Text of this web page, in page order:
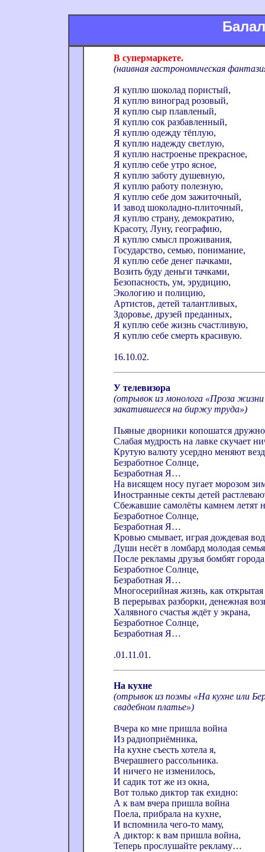
В супермаркете.
(наивная гастрономическая
Я куплю шоколад пористый,
Я куплю виноград розовый,
Я куплю сыр плавленый,
Я куплю сок разбавленный,
Я куплю одежду тёплую,
Я куплю надежду светлую,
Я куплю настроенье прекрасное,
Я куплю себе утро ясное,
Я куплю заботу душевную,
Я куплю работу полезную,
Я куплю себе дом зажиточный,
И завод шоколадно-плиточный,
Я куплю страну, демократию,
Красоту, Луну, географию,
Я куплю смысл проживания,
Государство, семью, понимание,
Я куплю себе денег пачками,
Возить буду деньги тачками,
Безопасность, ум, эрудицию,
Экологию и полицию,
Артистов, детей талантливых,
Здоровье, друзей преданных,
Я куплю себе жизнь счастливую,
Я куплю себе смерть красивую.
16.10.02.
У телевизора
(отрывок из монолога «Проза
закатившееся на биржу труда»)
Пьяные дворники копошатся дружно
Слабая мудрость на лавке скучает
Крутую валюту усердно меняют
Безработное Солнце,
Безработная Я…
На висящем носу пугает морозом
Иностранные секты детей
Сбежавшие самолёты камнем летят
Безработное Солнце,
Безработная Я…
Кровью смывает, играя дождевая
Души несёт в ломбард молодая
После рекламы друзья бомбят
Безработное Солнце,
Безработная Я…
Многосерийная жизнь, как открытая
В перерывах разборки, денежная
Халявного счастья ждёт у экрана,
Безработное Солнце,
Безработная Я…
.01.11.01.
На кухне
(отрывок из поэмы «На кухне или
свадебном платье»)
Вчера ко мне пришла война
Из радиоприёмника,
На кухне съесть хотела я,
Вчерашнего рассольника.
И ничего не изменилось,
И садик тот же из окна,
Вот только диктор так ехидно:
А к вам вчера пришла война
Поела, прибрала на кухне,
И вспомнила чего-то маму,
А диктор: к вам пришла война,
Теперь прослушайте рекламу…